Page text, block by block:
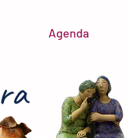
Agenda